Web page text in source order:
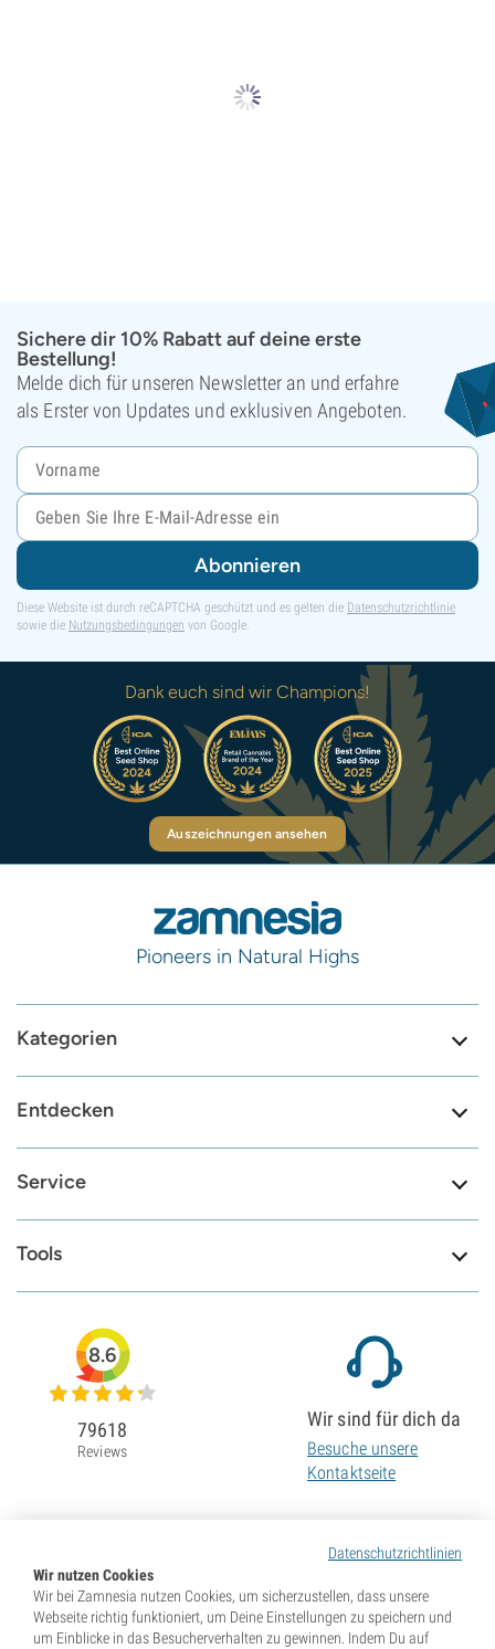
Sichere dir 10% Rabatt auf deine erste
Bestellung!
Melde dich für unseren Newsletter an und erfahre
als Erster von Updates und exklusiven Angeboten.
Abonnieren
Diese Website ist durch reCAPTCHA geschützt und es gelten die Datenschutzrichtlinie
sowie die Nutzungsbedingungen von Google.
Dank euch sind wir Champions!
Auszeichnungen ansehen
Pioneers in Natural Highs
Kategorien
Entdecken
Service
Tools
Datenschutzrichtlinien
Wir nutzen Cookies
Wir bei Zamnesia nutzen Cookies, um sicherzustellen, dass unsere
Webseite richtig funktioniert, um Deine Einstellungen zu speichern und
um Einblicke in das Besucherverhalten zu gewinnen. Indem Du auf
8.6
79618
Reviews
Wir sind für dich da
Besuche unsere
Kontaktseite